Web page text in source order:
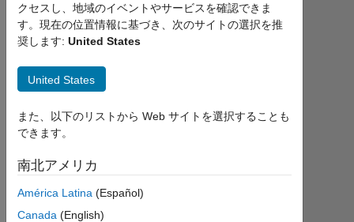
Kartikay
Sapra
MathWorks
Last
3年
クセスし、地域のイベントやサービスを確認できま
す。現在の位置情報に基づき、次のサイトの選択を推
奨します: United States
United States
また、以下のリストから Web サイトを選択することも
できます。
南北アメリカ
América Latina (Español)
Canada (English)